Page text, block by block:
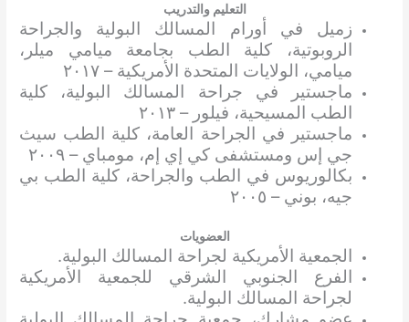
التعليم والتدريب
زميل في أورام المسالك البولية والجراحة
الروبوتية، كلية الطب بجامعة ميامي ميلر،
ميامي، الولايات المتحدة الأمريكية – ٢٠١٧
ماجستير في جراحة المسالك البولية، كلية
الطب المسيحية، فيلور – ٢٠١٣
ماجستير في الجراحة العامة، كلية الطب سيث
جي إس ومستشفى كي إي إم، مومباي – ٢٠٠٩
بكالوريوس في الطب والجراحة، كلية الطب بي
جيه، بوني – ٢٠٠٥
العضويات
الجمعية الأمريكية لجراحة المسالك البولية.
الفرع الجنوبي الشرقي للجمعية الأمريكية
لجراحة المسالك البولية.